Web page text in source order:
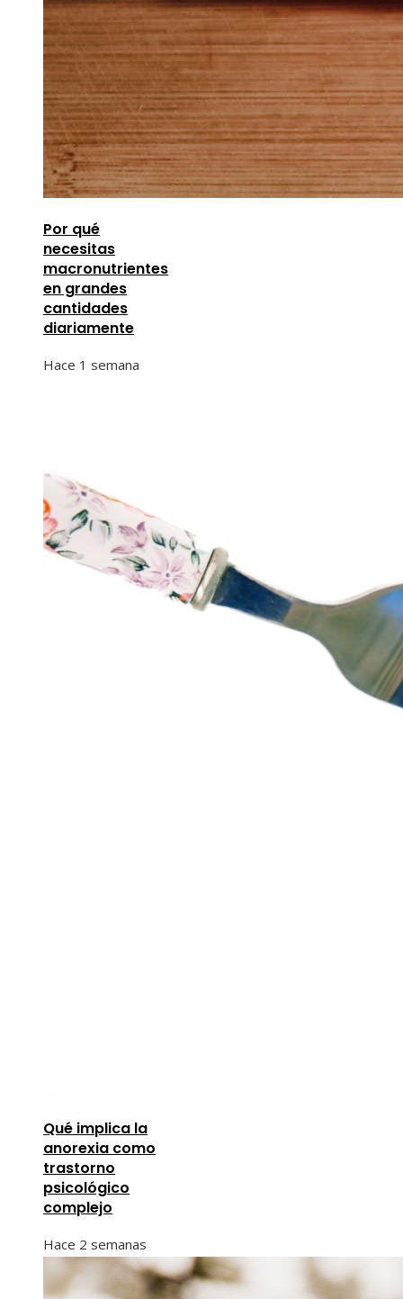
Por qué
necesitas
macronutrientes
en grandes
cantidades
diariamente
Hace 1 semana
Qué implica la
anorexia como
trastorno
psicológico
complejo
Hace 2 semanas